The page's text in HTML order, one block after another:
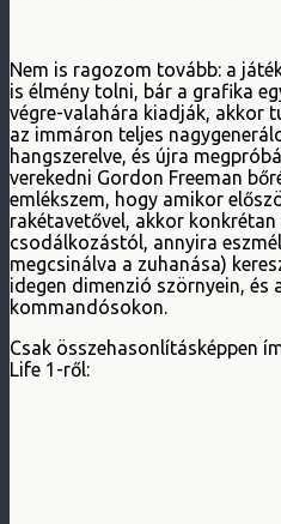
Nem is ragozom tovább: a
is élmény tolni, bár a grafika
végre-valahára kiadják, akkor
az immáron teljes
hangszerelve, és újra
verekedni Gordon Freeman
emlékszem, hogy amikor
rakétavetővel, akkor
csodálkozástól, annyira
megcsinálva a zuhanása)
idegen dimenzió szörnyein,
kommandósokon.
Csak összehasonlításképpen
Life 1-ről: